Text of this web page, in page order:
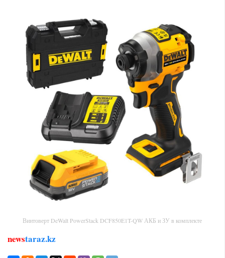
Винтоверт DeWalt PowerStack DCF850E1T-QW АКБ и ЗУ в комплекте
newstaraz.kz